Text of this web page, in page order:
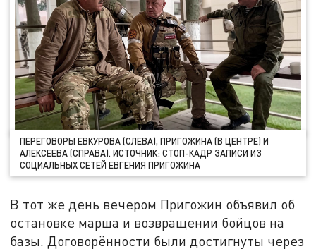
ПЕРЕГОВОРЫ ЕВКУРОВА (СЛЕВА), ПРИГОЖИНА (В ЦЕНТРЕ) И
АЛЕКСЕЕВА (СПРАВА). ИСТОЧНИК: СТОП-КАДР ЗАПИСИ ИЗ
СОЦИАЛЬНЫХ СЕТЕЙ ЕВГЕНИЯ ПРИГОЖИНА
В тот же день вечером Пригожин объявил об
остановке марша и возвращении бойцов на
базы. Договорённости были достигнуты через